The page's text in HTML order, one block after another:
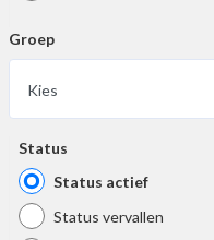
Groep
Kies
Status
Status actief
Status vervallen